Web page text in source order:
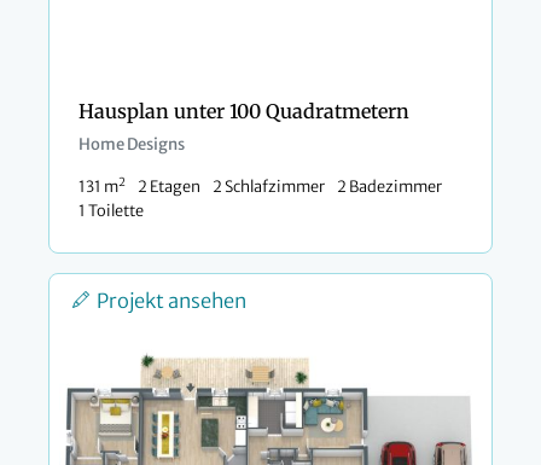
Hausplan unter 100 Quadratmetern
Home Designs
131 m2 2 Etagen 2 Schlafzimmer
2 Badezimmer
1 Toilette
Projekt ansehen